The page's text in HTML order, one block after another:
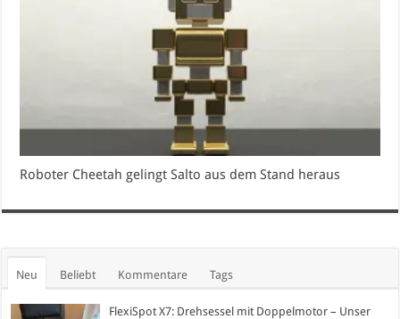
Roboter Cheetah gelingt Salto aus dem Stand heraus
Neu Beliebt Kommentare Tags
FlexiSpot X7: Drehsessel mit Doppelmotor – Unser